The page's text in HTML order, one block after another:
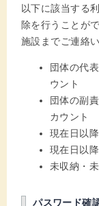
以下に該当する
除を行うことが
施設までご連絡
団体の代
ウント
団体の副
カウント
現在日以
現在日以
未収納・
パスワード確